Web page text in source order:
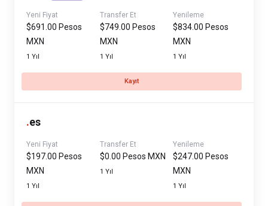
Yeni Fiyat
$691.00 Pesos
MXN
1 Yıl
Transfer Et
$749.00 Pesos
MXN
1 Yıl
Yenileme
$834.00 Pesos
MXN
1 Yıl
Kayıt
.es
Yeni Fiyat
$197.00 Pesos
MXN
1 Yıl
Transfer Et
$0.00 Pesos MXN
1 Yıl
Yenileme
$247.00 Pesos
MXN
1 Yıl